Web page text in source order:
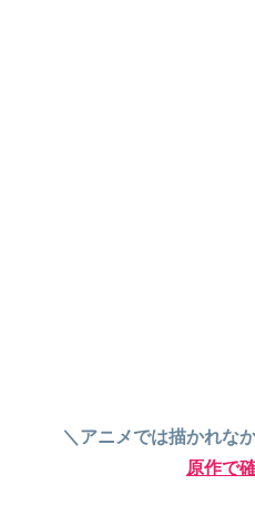
＼アニメでは描かれな
原作で